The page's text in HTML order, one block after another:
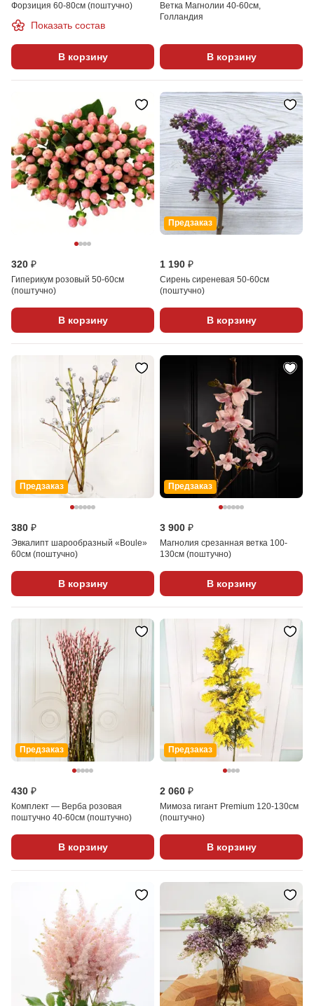
Форзиция 60-80см (поштучно)
Показать состав
В корзину
Ветка Магнолии 40-60см,
Голландия
В корзину
320 ₽
Гиперикум розовый 50-60см
(поштучно)
В корзину
Предзаказ
1 190 ₽
Сирень сиреневая 50-60см
(поштучно)
В корзину
Предзаказ
380 ₽
Эвкалипт шарообразный «Boule»
60см (поштучно)
В корзину
Предзаказ
3 900 ₽
Магнолия срезанная ветка 100-
130см (поштучно)
В корзину
Предзаказ
430 ₽
Комплект — Bерба розовая
поштучно 40-60см (поштучно)
В корзину
Предзаказ
2 060 ₽
Мимоза гигант Premium 120-130см
(поштучно)
В корзину